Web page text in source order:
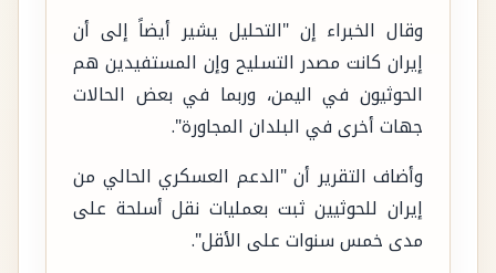
وقال الخبراء إن "التحليل يشير أيضاً إلى أن
إيران كانت مصدر التسليح وإن المستفيدين هم
الحوثيون في اليمن، وربما في بعض الحالات
جهات أخرى في البلدان المجاورة".
وأضاف التقرير أن "الدعم العسكري الحالي من
إيران للحوثيين ثبت بعمليات نقل أسلحة على
مدى خمس سنوات على الأقل".